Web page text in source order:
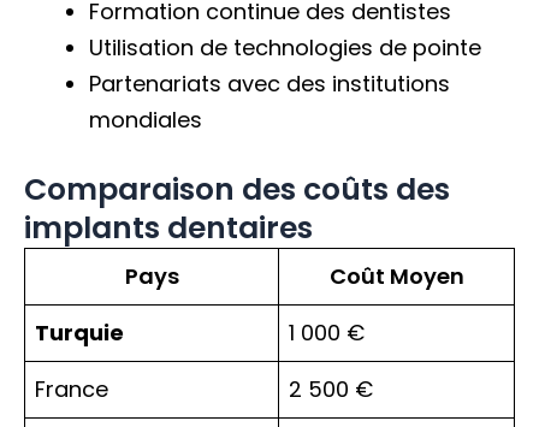
Formation continue des dentistes
Utilisation de technologies de pointe
Partenariats avec des institutions
mondiales
Comparaison des coûts des
implants dentaires
Pays
Coût Moyen
Turquie
1 000 €
France
2 500 €